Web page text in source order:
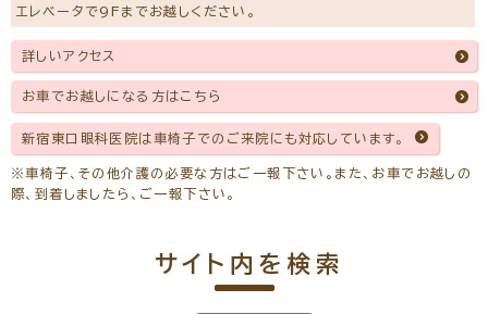
エレベータで9Fまでお越しください。
詳しいアクセス
お車でお越しになる方はこちら
新宿東口眼科医院は車椅子でのご来院にも対応しています。
※車椅子、その他介護の必要な方はご一報下さい。また、お車でお越しの
際、到着しましたら、ご一報下さい。
サイト内を検索